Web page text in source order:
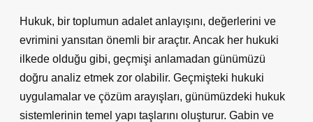
Hukuk, bir toplumun adalet anlayışını, değerlerini ve
evrimini yansıtan önemli bir araçtır. Ancak her hukuki
ilkede olduğu gibi, geçmişi anlamadan günümüzü
doğru analiz etmek zor olabilir. Geçmişteki hukuki
uygulamalar ve çözüm arayışları, günümüzdeki hukuk
sistemlerinin temel yapı taşlarını oluşturur. Gabin ve